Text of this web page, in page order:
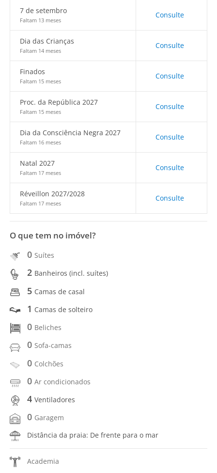
7 de setembro
Faltam 13 meses
Consulte
Dia das Crianças
Faltam 14 meses
Consulte
Finados
Faltam 15 meses
Consulte
Proc. da República 2027
Faltam 15 meses
Consulte
Dia da Consciência Negra 2027
Faltam 16 meses
Consulte
Natal 2027
Faltam 17 meses
Consulte
Réveillon 2027/2028
Faltam 17 meses
Consulte
O que tem no imóvel?
0 Suítes
2 Banheiros (incl. suítes)
5 Camas de casal
1 Camas de solteiro
0 Beliches
0 Sofa-camas
0 Colchões
0 Ar condicionados
4 Ventiladores
0 Garagem
Distância da praia: De frente para o mar
Academia